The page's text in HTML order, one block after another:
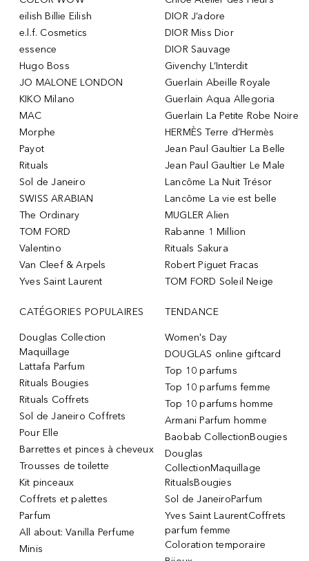
eilish Billie Eilish
e.l.f. Cosmetics
essence
Hugo Boss
JO MALONE LONDON
KIKO Milano
MAC
Morphe
Payot
Rituals
Sol de Janeiro
SWISS ARABIAN
The Ordinary
TOM FORD
Valentino
Van Cleef & Arpels
Yves Saint Laurent
DIOR J’adore
DIOR Miss Dior
DIOR Sauvage
Givenchy L’Interdit
Guerlain Abeille Royale
Guerlain Aqua Allegoria
Guerlain La Petite Robe Noire
HERMÈS Terre d’Hermès
Jean Paul Gaultier La Belle
Jean Paul Gaultier Le Male
Lancôme La Nuit Trésor
Lancôme La vie est belle
MUGLER Alien
Rabanne 1 Million
Rituals Sakura
Robert Piguet Fracas
TOM FORD Soleil Neige
CATÉGORIES POPULAIRES
Douglas Collection
Maquillage
Lattafa Parfum
Rituals Bougies
Rituals Coffrets
Sol de Janeiro Coffrets
Pour Elle
Barrettes et pinces à cheveux
Trousses de toilette
Kit pinceaux
Coffrets et palettes
Parfum
All about: Vanilla Perfume
Minis
TENDANCE
Women's Day
DOUGLAS online giftcard
Top 10 parfums
Top 10 parfums femme
Top 10 parfums homme
Armani Parfum homme
Baobab CollectionBougies
Douglas
CollectionMaquillage
RitualsBougies
Sol de JaneiroParfum
Yves Saint LaurentCoffrets
parfum femme
Coloration temporaire